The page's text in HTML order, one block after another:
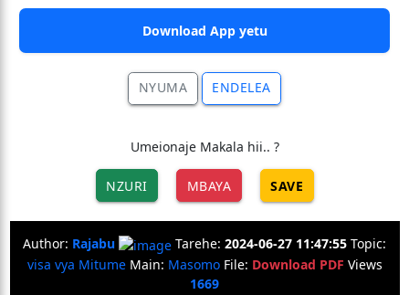
Download App yetu
NYUMA ENDELEA
Umeionaje Makala hii.. ?
NZURI MBAYA SAVE
Author: Rajabu Tarehe: 2024-06-27 11:47:55 Topic:
visa vya MitumeMain: MasomoFile: Download PDF Views
1669